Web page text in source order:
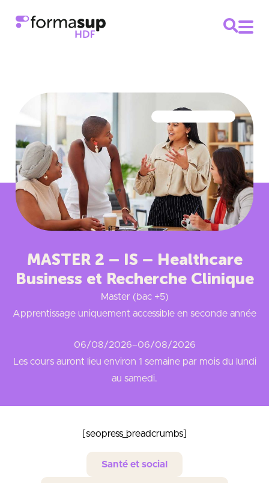
MASTER 2 – IS – Healthcare
Business et Recherche Clinique
Master (bac +5)
Apprentissage uniquement accessible en seconde année
06/08/2026–06/08/2026
Les cours auront lieu environ 1 semaine par mois du lundi
au samedi.
[seopress_breadcrumbs]
Santé et social